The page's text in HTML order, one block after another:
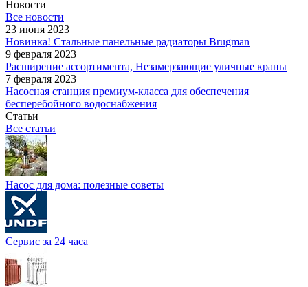
Новости
Все новости
23 июня 2023
Новинка! Стальные панельные радиаторы Brugman
9 февраля 2023
Расширение ассортимента, Незамерзающие уличные краны
7 февраля 2023
Насосная станция премиум-класса для обеспечения
бесперебойного водоснабжения
Статьи
Все статьи
Насос для дома: полезные советы
Сервис за 24 часа